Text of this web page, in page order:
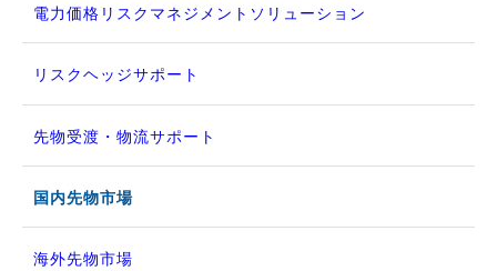
電力価格リスクマネジメントソリューション
リスクヘッジサポート
先物受渡・物流サポート
国内先物市場
海外先物市場